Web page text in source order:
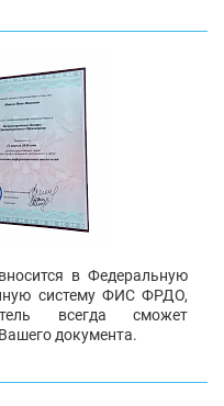
в Федеральную
систему ФИС ФРДО,
всегда сможет
документа.